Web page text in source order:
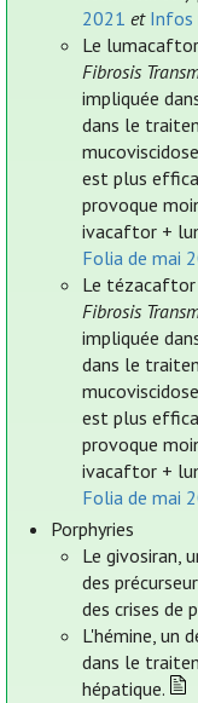
2021 et Infos
Le
Fibrosis
impliquée
dans le
est plus
provoque
ivacaftor +
Folia de mai
Le tézacaftor
Fibrosis
impliquée
dans le
est plus
provoque
ivacaftor +
Folia de mai
Porphyries
Le givosiran,
des
des crises de
L'hémine, un
dans le
hépatique.